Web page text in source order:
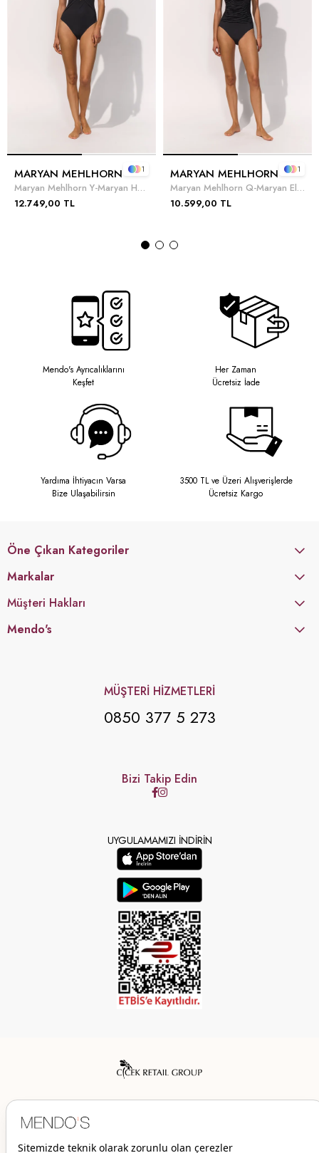
MARYAN MEHLHORN
Maryan Mehlhorn Y-Maryan Honesty Kadın Mayo Siyah
12.749,00 TL
1 MARYAN MEHLHORN
Maryan Mehlhorn Q-Maryan Elements Kadın Mayo Siyah
10.599,00 TL
1
Mendo's Ayrıcalıklarını
Keşfet
Her Zaman
Ücretsiz İade
Yardıma İhtiyacın Varsa
Bize Ulaşabilirsin
3500 TL ve Üzeri Alışverişlerde
Ücretsiz Kargo
Öne Çıkan Kategoriler
Markalar
Müşteri Hakları
Mendo's
MÜŞTERİ HİZMETLERİ
0850 377 5 273
Bizi Takip Edin
UYGULAMAMIZI İNDİRİN